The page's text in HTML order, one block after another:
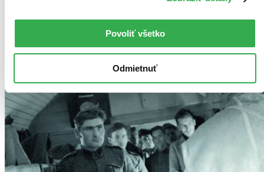
Povoliť všetko
Odmietnuť